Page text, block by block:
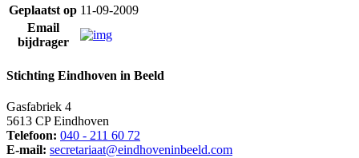
Geplaatst op 11-09-2009
Email
bijdrager
Stichting Eindhoven in Beeld
Gasfabriek 4
5613 CP Eindhoven
Telefoon: 040 - 211 60 72
E-mail: secretariaat@eindhoveninbeeld.com